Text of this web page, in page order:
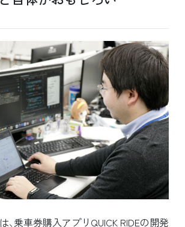
、乗車券購入アプリQUICK RIDEの開発